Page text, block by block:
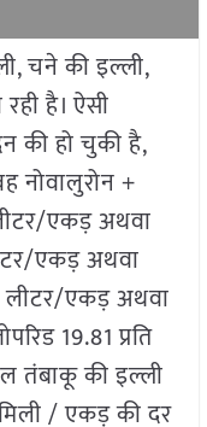
चने की इल्ली,
है। ऐसी
की हो चुकी है,
नोवालुरोन +
एकड़ अथवा
एकड़ अथवा
लीटर/एकड़ अथवा
19.81 प्रति
तंबाकू की इल्ली
/ एकड़ की दर